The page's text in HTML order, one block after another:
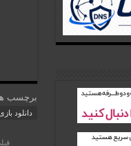
برچسب
دانلود